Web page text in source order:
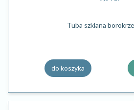
Tuba szklana
do koszyka